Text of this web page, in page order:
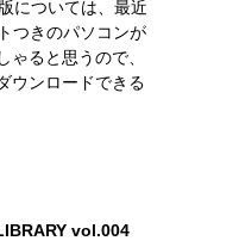
については、最近
つきのパソコンが
ゃると思うので、
ウンロードできる
vol.004